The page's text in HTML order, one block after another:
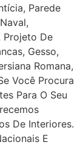
Parede
Projeto De
Gesso,
Romana,
Você Procura
Para O Seu
De Interiores.
E